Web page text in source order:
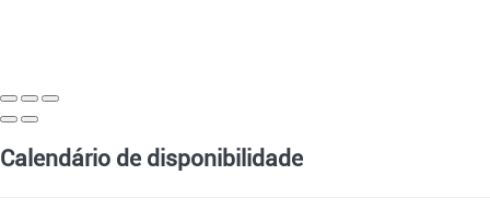
Calendário de disponibilidade